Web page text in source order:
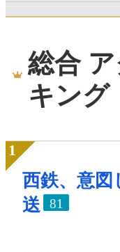
総合
キング
西鉄、意図
送
81